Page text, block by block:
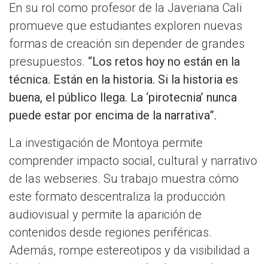
En su rol como profesor de la Javeriana Cali
promueve que estudiantes exploren nuevas
formas de creación sin depender de grandes
presupuestos. “Los retos hoy no están en la
técnica. Están en la historia. Si la historia es
buena, el público llega. La ‘pirotecnia’ nunca
puede estar por encima de la narrativa”.
La investigación de Montoya permite
comprender impacto social, cultural y narrativo
de las webseries. Su trabajo muestra cómo
este formato descentraliza la producción
audiovisual y permite la aparición de
contenidos desde regiones periféricas.
Además, rompe estereotipos y da visibilidad a